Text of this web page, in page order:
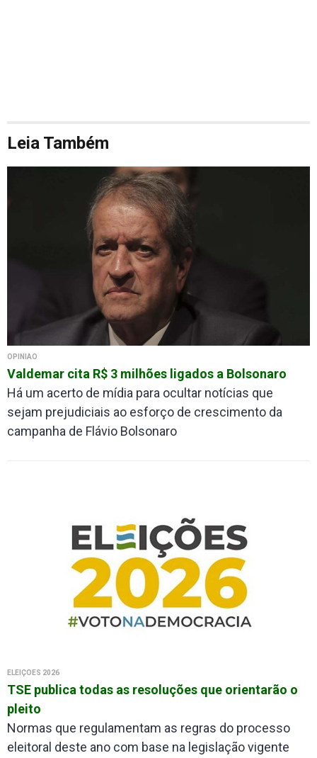
Leia Também
OPINIÃO
Valdemar cita R$ 3 milhões ligados a Bolsonaro
Há um acerto de mídia para ocultar notícias que
sejam prejudiciais ao esforço de crescimento da
campanha de Flávio Bolsonaro
ELEIÇÕES 2026
TSE publica todas as resoluções que orientarão o
pleito
Normas que regulamentam as regras do processo
eleitoral deste ano com base na legislação vigente